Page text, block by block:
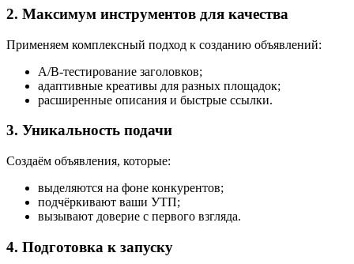
2. Максимум инструментов для качества
Применяем комплексный подход к созданию объявлений:
A/B‑тестирование заголовков;
адаптивные креативы для разных площадок;
расширенные описания и быстрые ссылки.
3. Уникальность подачи
Создаём объявления, которые:
выделяются на фоне конкурентов;
подчёркивают ваши УТП;
вызывают доверие с первого взгляда.
4. Подготовка к запуску